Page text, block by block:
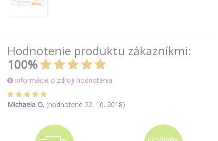
Hodnotenie produktu zákazníkmi:
100%
informácie o zdroji hodnotenia
Michaela O. (hodnotené 22. 10. 2018)